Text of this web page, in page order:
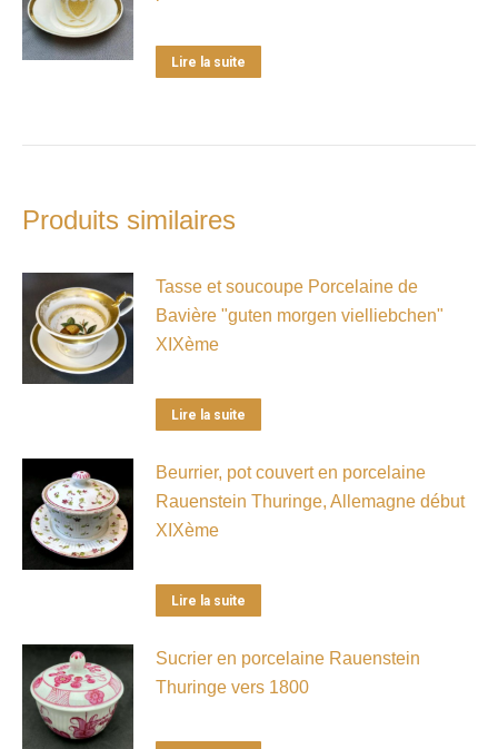
Lire la suite
Produits similaires
Tasse et soucoupe Porcelaine de
Bavière "guten morgen vielliebchen"
XIXème
Lire la suite
Beurrier, pot couvert en porcelaine
Rauenstein Thuringe, Allemagne début
XIXème
Lire la suite
Sucrier en porcelaine Rauenstein
Thuringe vers 1800